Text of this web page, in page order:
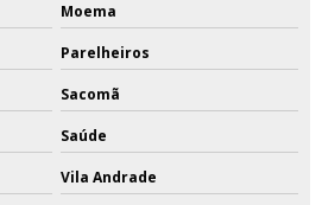
Moema
Parelheiros
Sacomã
Saúde
Vila Andrade